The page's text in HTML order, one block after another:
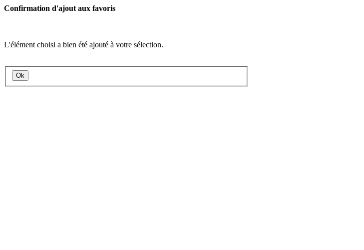
Confirmation d'ajout aux favoris
L'élément choisi a bien été ajouté à votre sélection.